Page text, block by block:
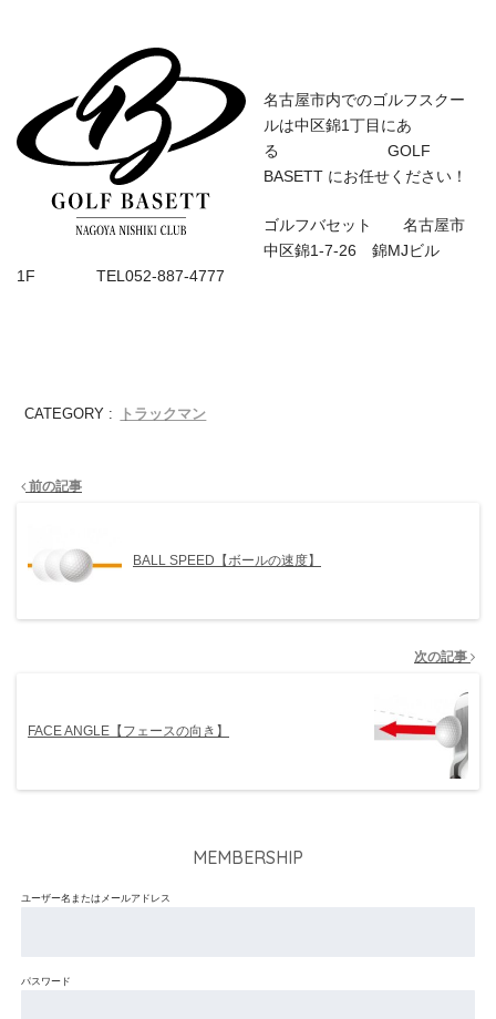
名古屋市内でのゴルフスクー
ルは中区錦1丁目にあ
る GOLF
BASETT にお任せください！
ゴルフバセット 名古屋市
中区錦1-7-26 錦MJビル
1F TEL052-887-4777
CATEGORY : トラックマン
前の記事
BALL SPEED【ボールの速度】
次の記事
FACE ANGLE【フェースの向き】
MEMBERSHIP
ユーザー名またはメールアドレス
パスワード